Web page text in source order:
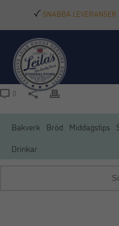
SNABBA LEVERANSER
0
Bakverk Bröd Middagstips
Drinkar